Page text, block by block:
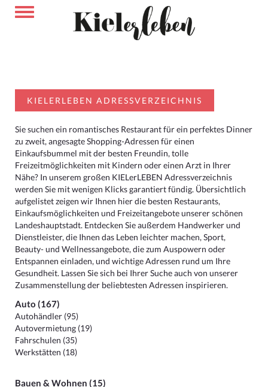
KIELERLEBEN ADRESSVERZEICHNIS
Sie suchen ein romantisches Restaurant für ein perfektes Dinner
zu zweit, angesagte Shopping-Adressen für einen
Einkaufsbummel mit der besten Freundin, tolle
Freizeitmöglichkeiten mit Kindern oder einen Arzt in Ihrer
Nähe? In unserem großen KIELerLEBEN Adressverzeichnis
werden Sie mit wenigen Klicks garantiert fündig. Übersichtlich
aufgelistet zeigen wir Ihnen hier die besten Restaurants,
Einkaufsmöglichkeiten und Freizeitangebote unserer schönen
Landeshauptstadt. Entdecken Sie außerdem Handwerker und
Dienstleister, die Ihnen das Leben leichter machen, Sport,
Beauty- und Wellnessangebote, die zum Auspowern oder
Entspannen einladen, und wichtige Adressen rund um Ihre
Gesundheit. Lassen Sie sich bei Ihrer Suche auch von unserer
Zusammenstellung der beliebtesten Adressen inspirieren.
Auto (167)
Autohändler (95)
Autovermietung (19)
Fahrschulen (35)
Werkstätten (18)
Bauen & Wohnen (15)